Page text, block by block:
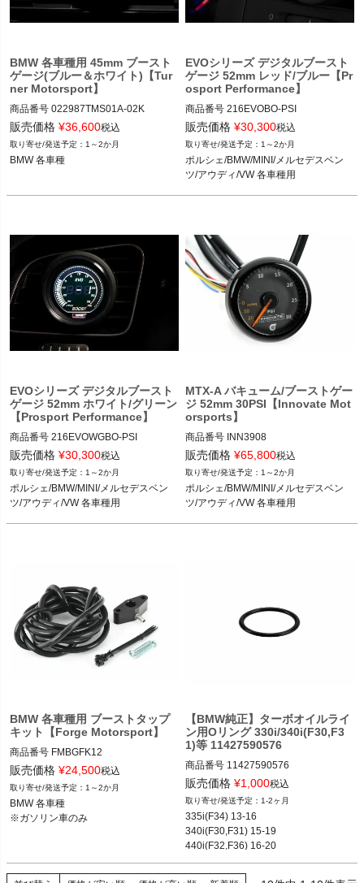
BMW 各車種用 45mm ブースト
ゲージ(ブルー＆ホワイト)【Tur
ner Motorsport】
商品番号 022987TMS01A-02K
022987TMS01A-02K
BMW 各車種
販売価格 ¥36,600税込
1～2か月
BMW 各車種
EVOシリーズ デジタルブースト
ゲージ 52mm レッド/ブルー【Pr
osport Performance】
商品番号 216EVOBO-PSI
216EVOBO_PSI
12ECS"216EVOBO.PSI"
ポルシェ/BMW/MINI/メルセデスベン
ツ/アウディ/VW 各車種用
販売価格 ¥30,300税込
1～2か月
ポルシェ/BMW/MINI/メルセデスベン
ツ/アウディ/VW 各車種用
EVOシリーズ デジタルブースト
ゲージ 52mm ホワイト/グリーン
【Prosport Performance】
商品番号 216EVOWGBO-PSI
216EVOWGBO_PSI
12ECS"216EVOWGBO.PSI"
ポルシェ/BMW/MINI/メルセデスベン
ツ/アウディ/VW 各車種用
販売価格 ¥30,300税込
1～2か月
ポルシェ/BMW/MINI/メルセデスベン
ツ/アウディ/VW 各車種用
MTX-A バキューム/ブーストゲー
ジ 52mm 30PSI【Innovate Mot
orsports】
商品番号 INN3908
INN3908
ポルシェ/BMW/MINI/メルセデスベン
ツ/アウディ/VW 各車種用
販売価格 ¥65,800税込
1～2か月
ポルシェ/BMW/MINI/メルセデスベン
ツ/アウディ/VW 各車種用
BMW 各車種用 ブーストタップ
キット【Forge Motorsport】
商品番号 FMBGFK12
FMBGFK12
BMW 各車種
※ガソリン車のみ
販売価格 ¥24,500税込
1～2か月
BMW 各車種
※ガソリン車のみ
【BMW純正】ターボオイルライ
ン用Oリング 330i/340i(F30,F3
1)等 11427590576
商品番号 11427590576
11427590576
販売価格 ¥1,000税込
1-2ヶ月
335i(F34) 13-16
340i(F30,F31) 15-19
440i(F32,F36) 16-20
等